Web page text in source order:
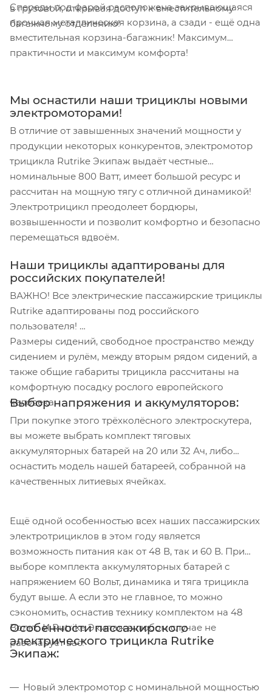
в грузовой, открывая доступ к вместительному
багажному отделению!
Спереди под фарой расположена закрывающаяся
прочная металлическая корзина, а сзади - ещё одна
вместительная корзина-багажник! Максимум
практичности и максимум комфорта!
Мы оснастили наши трициклы новыми
электромоторами!
В отличие от завышенных значений мощности у
продукции некоторых конкурентов, электромотор
трицикла Rutrike Экипаж выдаёт честные
номинальные 800 Ватт, имеет большой ресурс и
рассчитан на мощную тягу с отличной динамикой!
Электротрицикл преодолеет бордюры,
возвышенности и позволит комфортно и безопасно
перемещаться вдвоём.
Наши трициклы адаптированы для
российских покупателей!
ВАЖНО! Все электрические пассажирские трициклы
Rutrike адаптированы под российского
пользователя!
Размеры сидений, свободное пространство между
сидением и рулём, между вторым рядом сидений, а
также общие габариты трицикла рассчитаны на
комфортную посадку рослого европейского
человека.
Выбор напряжения и аккумуляторов:
При покупке этого трёхколёсного электроскутера,
вы можете выбрать комплект тяговых
аккумуляторных батарей на 20 или 32 Ач, либо
оснастить модель нашей батареей, собранной на
качественных литиевых ячейках.
Ещё одной особенностью всех наших пассажирских
электротрициклов в этом году является
возможность питания как от 48 В, так и 60 В. При
выборе комплекта аккумуляторных батарей с
напряжением 60 Вольт, динамика и тяга трицикла
будут выше. А если это не главное, то можно
сэкономить, оснастив технику комплектом на 48
Вольт. И Rutrike Экипаж в любом случае не
разочарует вас!
Особенности пассажирского
электрического трицикла Rutrike
Экипаж:
Новый электромотор с номинальной мощностью